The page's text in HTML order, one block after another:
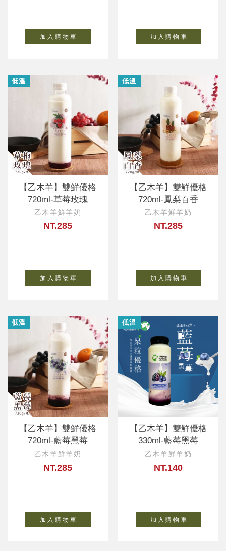
加 入 購 物 車 加 入 購 物 車
低溫
【乙木羊】雙鮮優格
720ml-草莓玫瑰
乙木羊鮮羊奶
NT.285
加 入 購 物 車
低溫
【乙木羊】雙鮮優格
720ml-鳳梨百香
乙木羊鮮羊奶
NT.285
加 入 購 物 車
低溫
【乙木羊】雙鮮優格
720ml-藍莓黑莓
乙木羊鮮羊奶
NT.285
加 入 購 物 車
低溫
【乙木羊】雙鮮優格
330ml-藍莓黑莓
乙木羊鮮羊奶
NT.140
加 入 購 物 車